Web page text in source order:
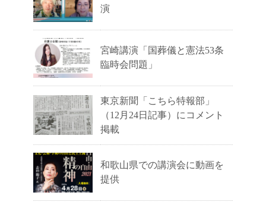
演
宮崎講演「国葬儀と憲法53条
臨時会問題」
東京新聞「こちら特報部」
（12月24日記事）にコメント
掲載
和歌山県での講演会に動画を
提供